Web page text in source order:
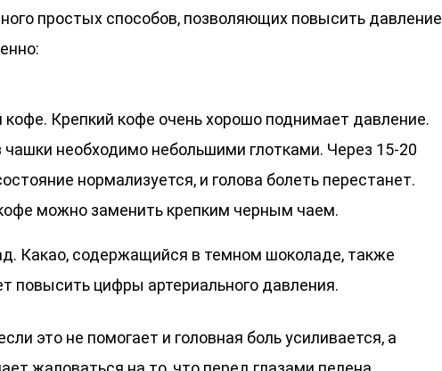
простых способов, позволяющих повысить давление
Крепкий кофе очень хорошо поднимает давление.
чашки необходимо небольшими глотками. Через 15-20
нормализуется, и голова болеть перестанет.
можно заменить крепким черным чаем.
Какао, содержащийся в темном шоколаде, также
повысить цифры артериального давления.
это не помогает и головная боль усиливается, а